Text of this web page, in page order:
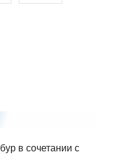
в сочетании с